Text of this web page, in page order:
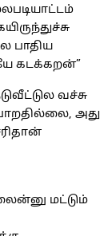
பாதிய
கடக்கறன்”
வச்சு
அது
மட்டும்